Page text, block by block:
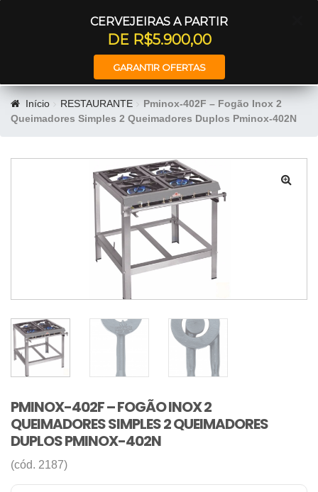
CERVEJEIRAS A PARTIR
DE R$5.900,00
GARANTIR OFERTAS
Início RESTAURANTE
Pminox-402F – Fogão Inox 2
Queimadores Simples 2 Queimadores Duplos Pminox-402N
PMINOX-402F – FOGÃO INOX 2
QUEIMADORES SIMPLES 2 QUEIMADORES
DUPLOS PMINOX-402N
(cód. 2187)